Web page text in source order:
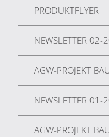
PRODUKTFLYER
NEWSLETTER 02-
AGW-PROJEKT
NEWSLETTER 01-
AGW-PROJEKT